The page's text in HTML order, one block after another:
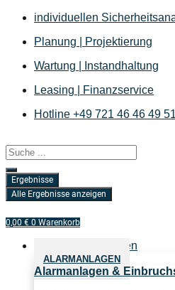
Zum
springen
individuellen
Planung | Projektierung
Wartung | Instandhaltung
Leasing | Finanzservice
Hotline +49 721 46 46 49 51
Search
...
Ergebnisse
Alle Ergebnisse anzeigen
0,00 € 0 Warenkorb
Sicherheitslösungen
ALARMANLAGEN
Alarmanlagen &